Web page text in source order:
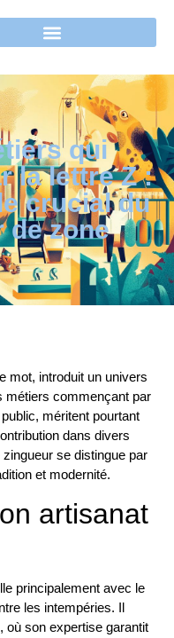
qui
la lettre Z :
crucial du
de zone
mot, introduit un univers
métiers commençant par
méritent pourtant
dans divers
se distingue par
et modernité.
artisanat
principalement avec le
les intempéries. Il
où son expertise garantit